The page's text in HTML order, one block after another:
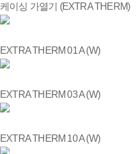
케이싱 가열기 (EXTRA THERM)
EXTRA THERM 01 A (W)
EXTRA THERM 03 A (W)
EXTRA THERM 10 A (W)